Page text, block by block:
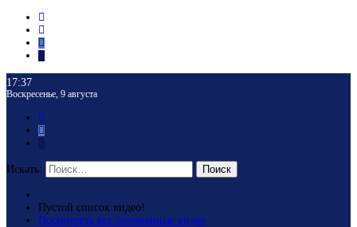
17:37
Воскресенье, 9 августа
Искать: Поиск
Пустой список видео!
Посмотреть все отложенные видео